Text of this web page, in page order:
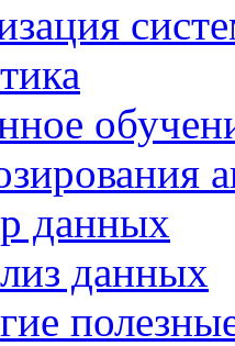
данных
данных